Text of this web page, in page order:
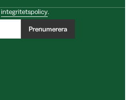
integritetspolicy.
Prenumerera